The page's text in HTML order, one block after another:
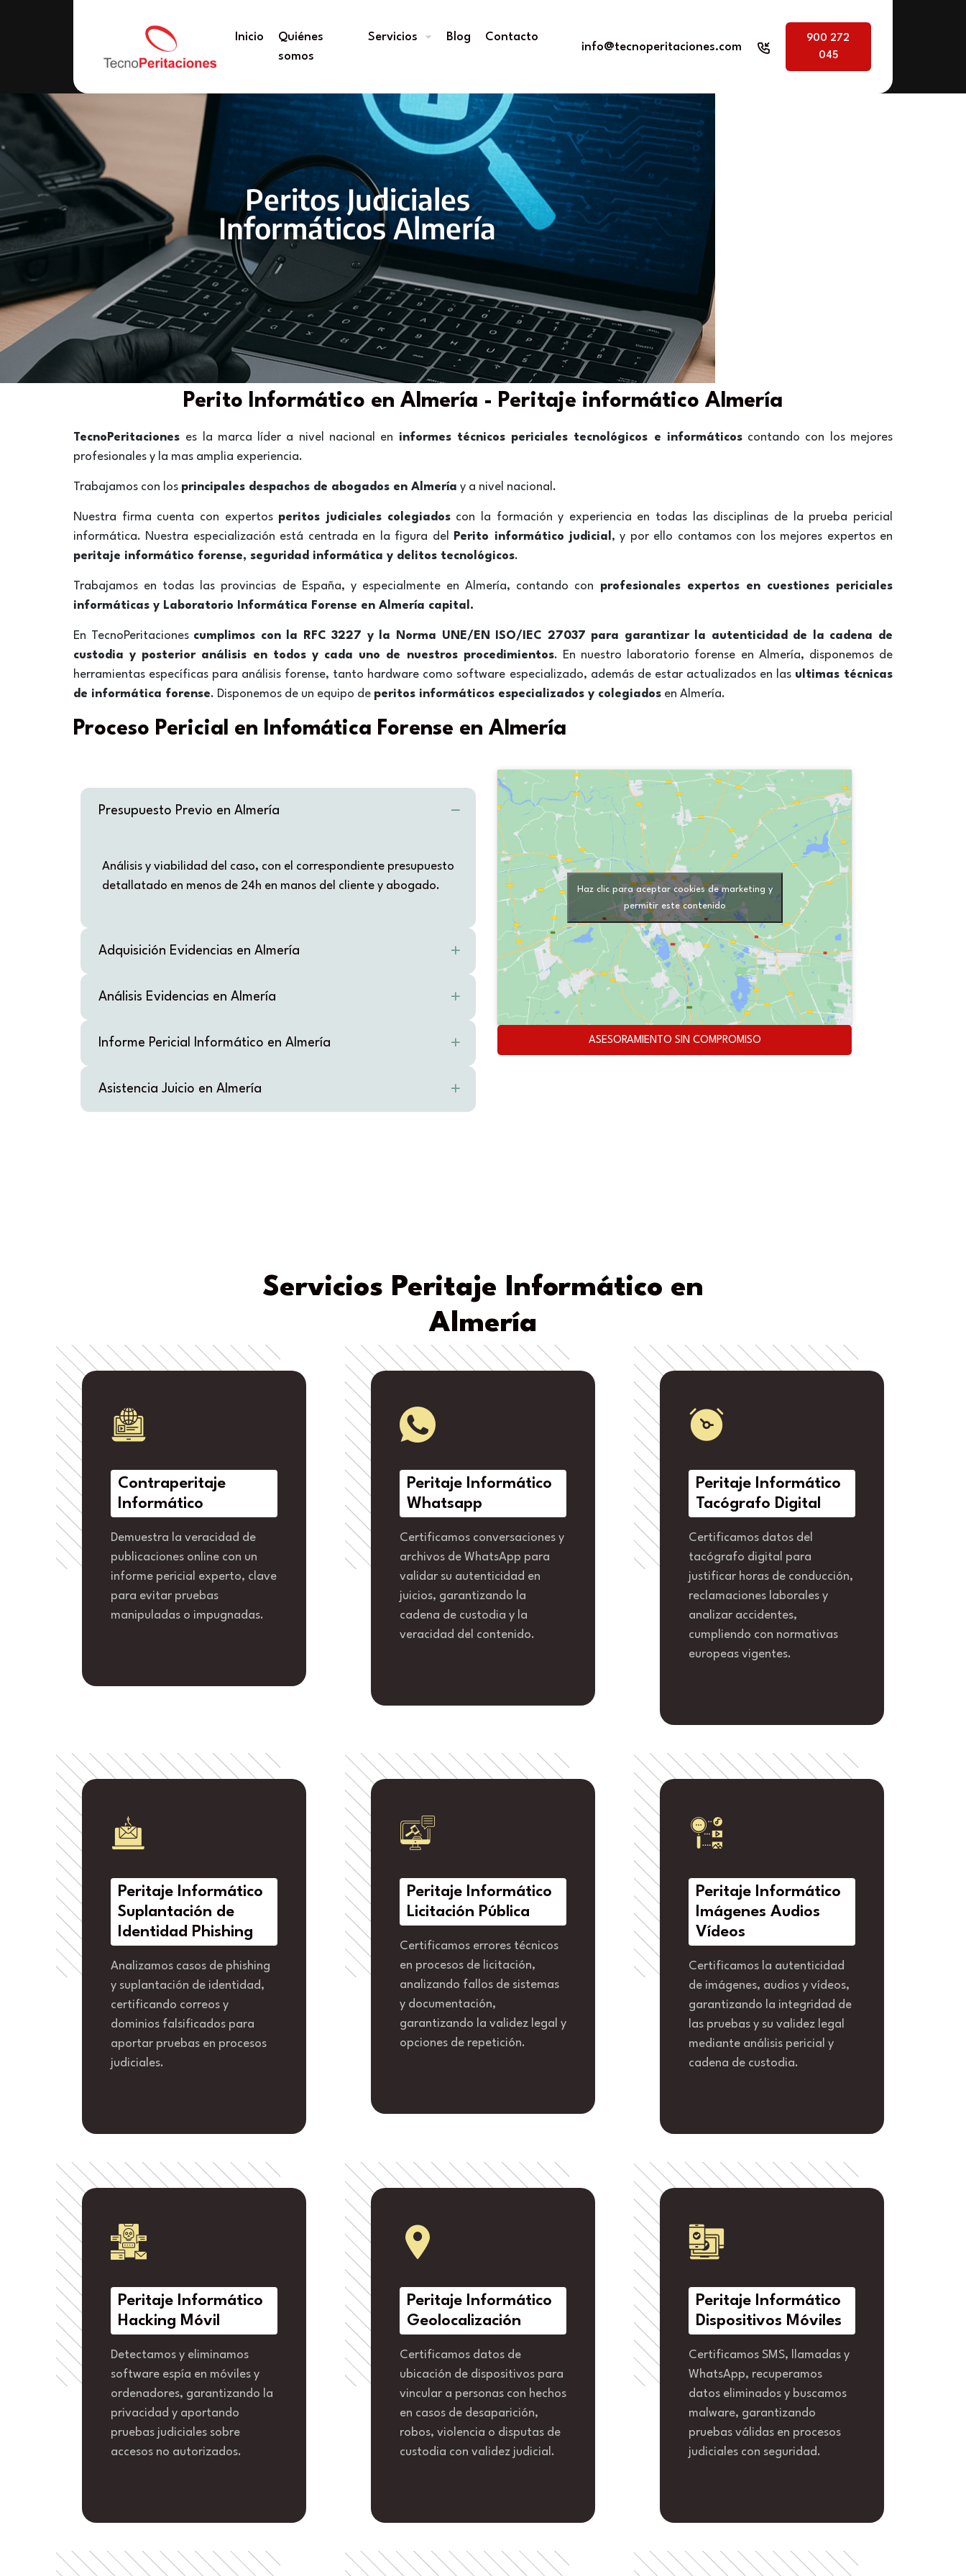
Inicio
Quiénes
somos
Servicios Blog Contacto
info@tecnoperitaciones.com
900 272
045
Peritos Judiciales
Informáticos Almería
Perito Informático en Almería - Peritaje informático Almería
TecnoPeritaciones es la marca líder a nivel nacional en informes técnicos periciales tecnológicos e informáticoscontando con los mejores
profesionales y la mas amplia experiencia.
Trabajamos con los principales despachos de abogados en Almería y a nivel nacional.
Nuestra firma cuenta con expertos peritos judiciales colegiadoscon la formación y experiencia en todas las disciplinas de la prueba pericial
informática. Nuestra especialización está centrada en la figura del
Perito informático judicial , y por ello contamos con los mejores expertos en
peritaje informático forense, seguridad informática y delitos tecnológicos.
Trabajamos en todas las provincias de España, y especialmente en Almería, contando con profesionales expertos en cuestiones periciales
informáticas y Laboratorio Informática Forense en Almería capital.
En TecnoPeritaciones cumplimos con la RFC 3227 y la Norma UNE/EN ISO/IEC 27037 para garantizar la autenticidad de la cadena de
custodia y posterior análisis en todos y cada uno de nuestros procedimientos. En nuestro laboratorio forense en Almería, disponemos de
herramientas específicas para análisis forense, tanto hardware como software especializado, además de estar actualizados en las ultimas técnicas
de informática forense. Disponemos de un equipo de peritos informáticos especializados y colegiados en Almería.
Proceso Pericial en Infomática Forense en Almería
Presupuesto Previo en Almería
Análisis y viabilidad del caso, con el correspondiente presupuesto
detallatado en menos de 24h en manos del cliente y abogado.
Adquisición Evidencias en Almería
Análisis Evidencias en Almería
Informe Pericial Informático en Almería
Asistencia Juicio en Almería
Haz clic para aceptar cookies de marketing y
permitir este contenido
ASESORAMIENTO SIN COMPROMISO
Servicios Peritaje Informático en
Almería
Contraperitaje
Informático
Demuestra la veracidad de
publicaciones online con un
informe pericial experto, clave
para evitar pruebas
manipuladas o impugnadas.
Peritaje Informático
Whatsapp
Certificamos conversaciones y
archivos de WhatsApp para
validar su autenticidad en
juicios, garantizando la
cadena de custodia y la
veracidad del contenido.
Peritaje Informático
Tacógrafo Digital
Certificamos datos del
tacógrafo digital para
justificar horas de conducción,
reclamaciones laborales y
analizar accidentes,
cumpliendo con normativas
europeas vigentes.
Peritaje Informático
Suplantación de
Identidad Phishing
Analizamos casos de phishing
y suplantación de identidad,
certificando correos y
dominios falsificados para
aportar pruebas en procesos
judiciales.
Peritaje Informático
Licitación Pública
Certificamos errores técnicos
en procesos de licitación,
analizando fallos de sistemas
y documentación,
garantizando la validez legal y
opciones de repetición.
Peritaje Informático
Imágenes Audios
Vídeos
Certificamos la autenticidad
de imágenes, audios y vídeos,
garantizando la integridad de
las pruebas y su validez legal
mediante análisis pericial y
cadena de custodia.
Peritaje Informático
Hacking Móvil
Detectamos y eliminamos
software espía en móviles y
ordenadores, garantizando la
privacidad y aportando
pruebas judiciales sobre
accesos no autorizados.
Peritaje Informático
Geolocalización
Certificamos datos de
ubicación de dispositivos para
vincular a personas con hechos
en casos de desaparición,
robos, violencia o disputas de
custodia con validez judicial.
Peritaje Informático
Dispositivos Móviles
Certificamos SMS, llamadas y
WhatsApp, recuperamos
datos eliminados y buscamos
malware, garantizando
pruebas válidas en procesos
judiciales con seguridad.